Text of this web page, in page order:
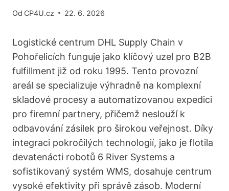
Od CP4U.cz 22. 6. 2026
Logistické centrum DHL Supply Chain v
Pohořelicích funguje jako klíčový uzel pro B2B
fulfillment již od roku 1995. Tento provozní
areál se specializuje výhradně na komplexní
skladové procesy a automatizovanou expedici
pro firemní partnery, přičemž neslouží k
odbavování zásilek pro širokou veřejnost. Díky
integraci pokročilých technologií, jako je flotila
devatenácti robotů 6 River Systems a
sofistikovaný systém WMS, dosahuje centrum
vysoké efektivity při správě zásob. Moderní